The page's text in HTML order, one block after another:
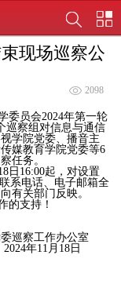
现场巡察公
2098
委员会2024年第一轮
巡察组对信息与通信
学院党委、播音主
媒教育学院党委等6
任务。
日16:00起，对设置
系电话、电子邮箱全
有关部门反映。
的支持！
公室
18日